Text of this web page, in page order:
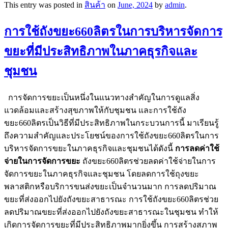
This entry was posted in สินค้า on June, 2024 by admin.
การใช้ถังขยะ660ลิตรในการบริหารจัดการ
ขยะที่มีประสิทธิภาพในภาคธุรกิจและ
ชุมชน
การจัดการขยะเป็นหนึ่งในแนวทางสำคัญในการดูแลสิ่ง
แวดล้อมและสร้างสุขภาพให้กับชุมชน และการใช้ถัง
ขยะ660ลิตรเป็นวิธีที่มีประสิทธิภาพในกระบวนการนี้ มาเรียนรู้
ถึงความสำคัญและประโยชน์ของการใช้ถังขยะ660ลิตรในการ
บริหารจัดการขยะในภาคธุรกิจและชุมชนได้ดังนี้ การลดค่าใช้
จ่ายในการจัดการขยะ ถังขยะ660ลิตรช่วยลดค่าใช้จ่ายในการ
จัดการขยะในภาคธุรกิจและชุมชน โดยลดการใช้ถุงขยะ
พลาสติกหรือบริการขนส่งขยะเป็นจำนวนมาก การลดปริมาณ
ขยะที่ส่งออกไปยังถังขยะสาธารณะ การใช้ถังขยะ660ลิตรช่วย
ลดปริมาณขยะที่ส่งออกไปยังถังขยะสาธารณะในชุมชน ทำให้
เกิดการจัดการขยะที่มีประสิทธิภาพมากยิ่งขึ้น การสร้างสภาพ